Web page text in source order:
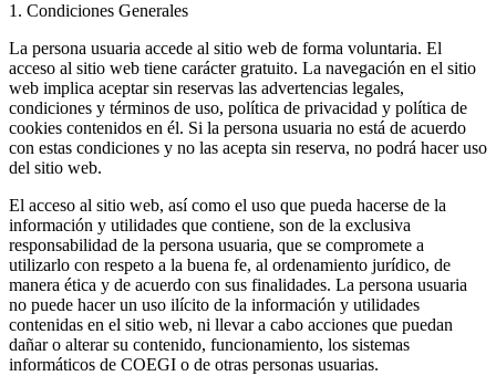
1. Condiciones Generales
La persona usuaria accede al sitio web de forma voluntaria. El
acceso al sitio web tiene carácter gratuito. La navegación en el sitio
web implica aceptar sin reservas las advertencias legales,
condiciones y términos de uso, política de privacidad y política de
cookies contenidos en él. Si la persona usuaria no está de acuerdo
con estas condiciones y no las acepta sin reserva, no podrá hacer uso
del sitio web.
El acceso al sitio web, así como el uso que pueda hacerse de la
información y utilidades que contiene, son de la exclusiva
responsabilidad de la persona usuaria, que se compromete a
utilizarlo con respeto a la buena fe, al ordenamiento jurídico, de
manera ética y de acuerdo con sus finalidades. La persona usuaria
no puede hacer un uso ilícito de la información y utilidades
contenidas en el sitio web, ni llevar a cabo acciones que puedan
dañar o alterar su contenido, funcionamiento, los sistemas
informáticos de COEGI o de otras personas usuarias.